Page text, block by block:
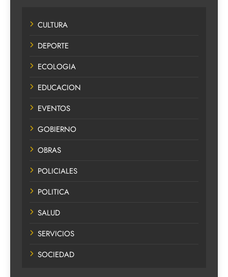
CULTURA
DEPORTE
ECOLOGIA
EDUCACION
EVENTOS
GOBIERNO
OBRAS
POLICIALES
POLITICA
SALUD
SERVICIOS
SOCIEDAD